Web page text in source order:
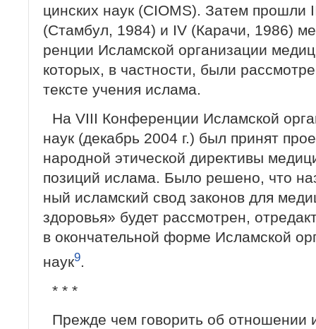
цинских наук (CIOMS). Затем прошли
(Стамбул, 1984) и IV (Карачи, 1986)
ренции Исламской организации
которых, в частности, были
тексте учения ислама.
На VIII Конференции Исламской
наук (декабрь 2004 г.) был принят
народной этической директивы
позиций ислама. Было решено, что
ный исламский свод законов для
здоровья» будет рассмотрен,
в окончательной форме Исламской
наук9.
* * *
Прежде чем говорить об отношении